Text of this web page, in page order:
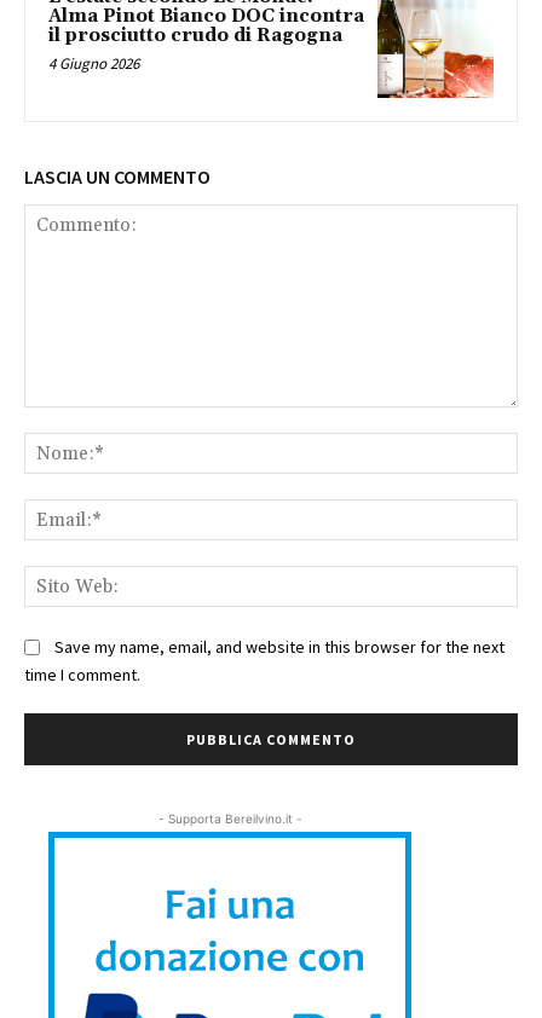
Alma Pinot Bianco DOC incontra
il prosciutto crudo di Ragogna
4 Giugno 2026
LASCIA UN COMMENTO
Save my name, email, and website in this browser for the next
time I comment.
- Supporta Bereilvino.it -